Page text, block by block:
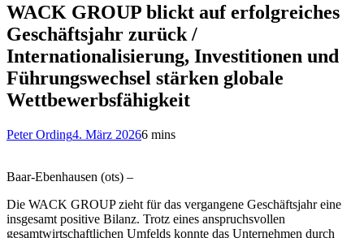
WACK GROUP blickt auf erfolgreiches
Geschäftsjahr zurück /
Internationalisierung, Investitionen und
Führungswechsel stärken globale
Wettbewerbsfähigkeit
Peter Ording4. März 20266 mins
Baar-Ebenhausen (ots) –
Die WACK GROUP zieht für das vergangene Geschäftsjahr eine
insgesamt positive Bilanz. Trotz eines anspruchsvollen
gesamtwirtschaftlichen Umfelds konnte das Unternehmen durch